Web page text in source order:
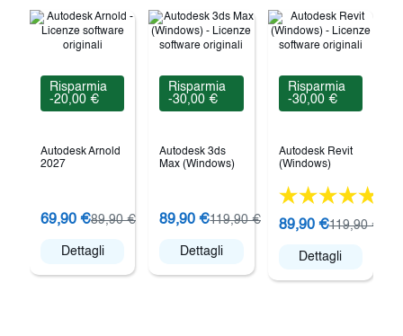
Risparmia
-20,00 €
Autodesk Arnold
2027
69,90 €89,90 €
Dettagli
Risparmia
-30,00 €
Autodesk 3ds
Max (Windows)
89,90 €119,90 €
Dettagli
Risparmia
-30,00 €
Autodesk Revit
(Windows)
89,90 €119,90 €
Dettagli